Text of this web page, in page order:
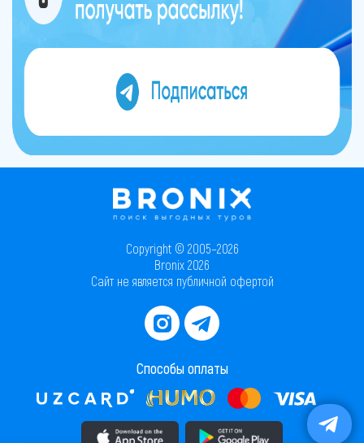
Copyright © 2005–2026
Bronix 2026
Сайт не является публичной офертой
Способы оплаты
Скачать приложение в AppStore Скачать приложение в PlayMarket